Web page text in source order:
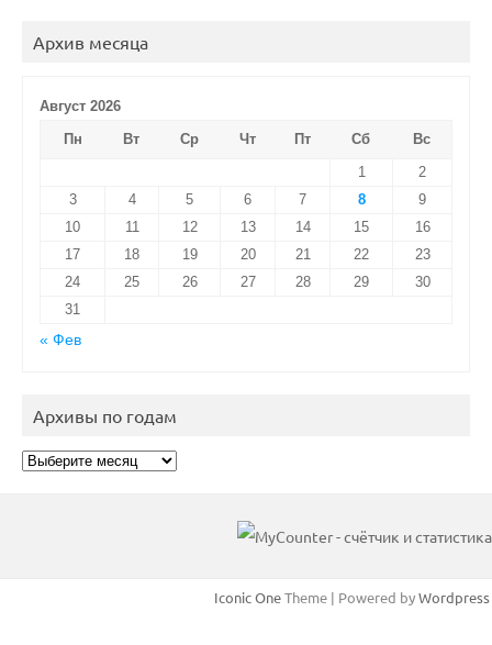
Архив месяца
Август 2026
Пн
Вт Ср Чт Пт Сб
Вс
1
2
3
4 5 6 7 8
9
10
11 12 13 14 15
16
17
18 19 20 21 22
23
24
25 26 27 28 29
30
31
« Фев
Архивы по годам
Архивы
Iconic OneTheme | Powered byWordpress